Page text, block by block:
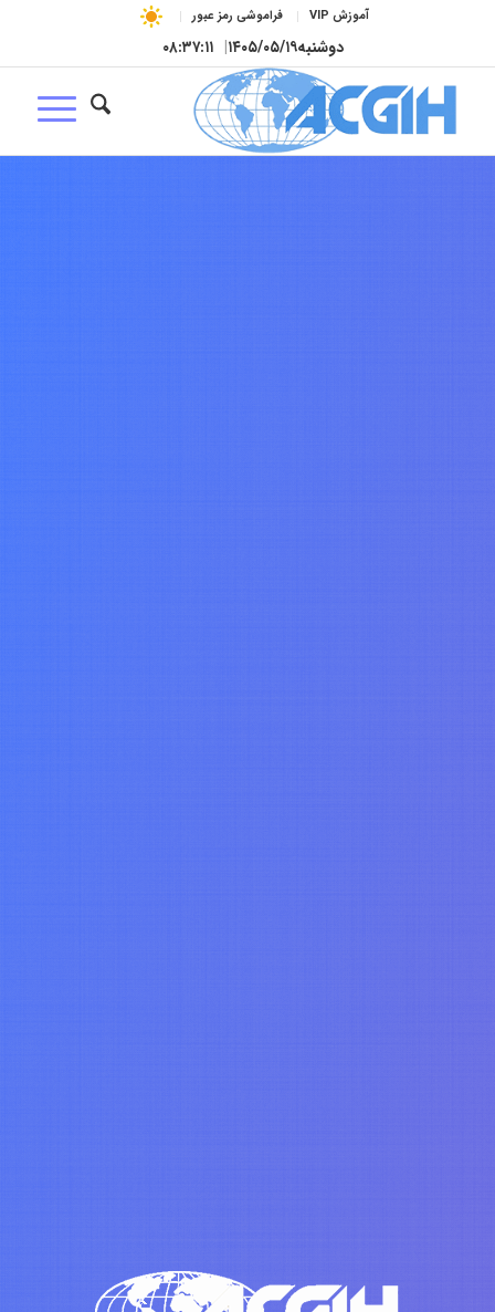
آموزش VIP فراموشی رمز عبور
دوشنبه۱۴۰۵/۰۵/۱۹| ۰۸:۳۷:۱۲